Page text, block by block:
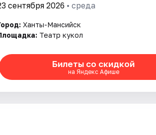
сентября 2026 • среда
Ханты-Мансийск
Театр кукол
Билеты со скидкой
на Яндекс Афише